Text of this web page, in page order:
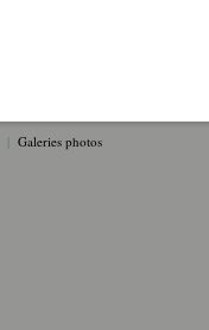
| Galeries photos